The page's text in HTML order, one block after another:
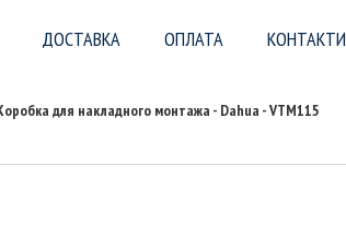
ДОСТАВКА ОПЛАТА КОНТАКТИ
для накладного монтажа - Dahua - VTM115